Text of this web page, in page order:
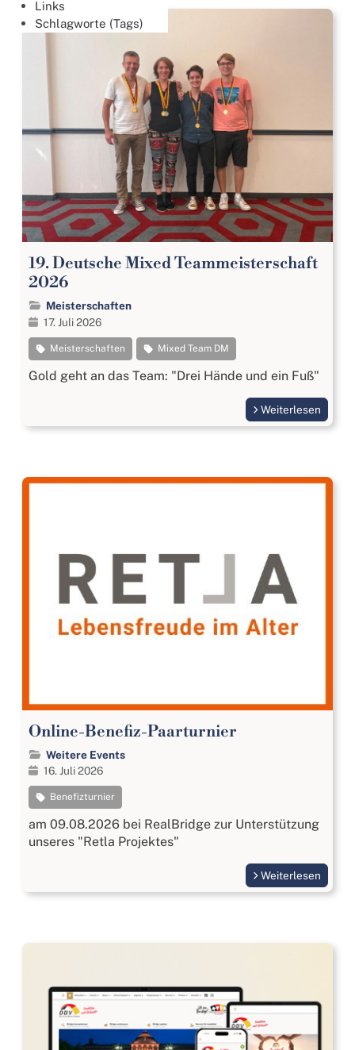
Links
Schlagworte (Tags)
19. Deutsche Mixed Teammeisterschaft
2026
Meisterschaften
17. Juli 2026
Meisterschaften Mixed Team DM
Gold geht an das Team: "Drei Hände und ein Fuß"
Weiterlesen
Online-Benefiz-Paarturnier
Weitere Events
16. Juli 2026
Benefizturnier
am 09.08.2026 bei RealBridge zur Unterstützung
unseres "Retla Projektes"
Weiterlesen